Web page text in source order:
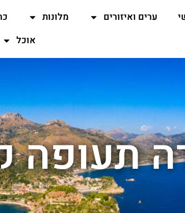
ערים ואיזורים מלונות
אוכל
תעופה